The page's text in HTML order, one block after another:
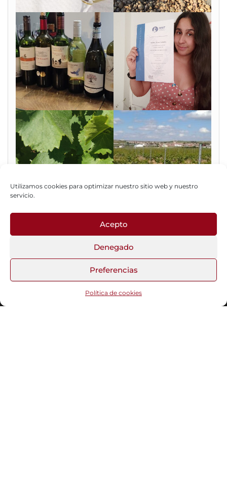
Utilizamos cookies para optimizar nuestro sitio web y nuestro
servicio.
Acepto
Denegado
Preferencias
Política de cookies
Fotos del Blog
Funciona gracias aWordPress |Tema:Head Blog